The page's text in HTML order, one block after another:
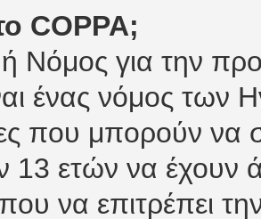
COPPA;
Νόμος για την
ένας νόμος των
που μπορούν να
13 ετών να έχουν
που να επιτρέπει